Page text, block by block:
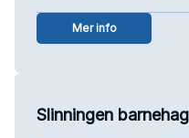
Mer info
Slinningen